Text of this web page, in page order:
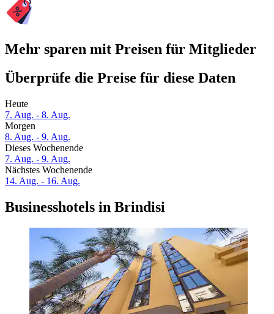
Mehr sparen mit Preisen für Mitglieder
Überprüfe die Preise für diese Daten
Heute
7. Aug. - 8. Aug.
Morgen
8. Aug. - 9. Aug.
Dieses Wochenende
7. Aug. - 9. Aug.
Nächstes Wochenende
14. Aug. - 16. Aug.
Businesshotels in Brindisi